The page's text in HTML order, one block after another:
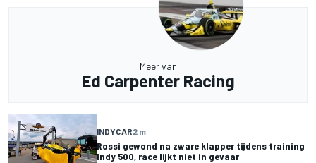
Meer van
Ed Carpenter Racing
INDYCAR2 m
Rossi gewond na zware klapper tijdens training
Indy 500, race lijkt niet in gevaar